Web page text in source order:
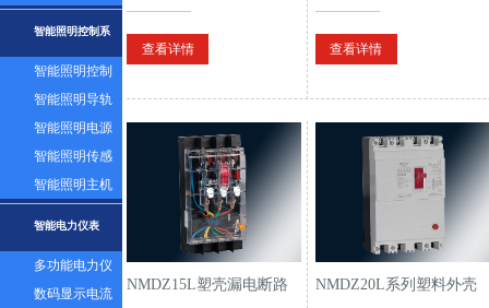
智能照明控制系
统
智能照明控制
面板
智能照明导轨
模块
智能照明电源
模块
智能照明传感
器
智能照明主机
智能电力仪表
多功能电力仪
表
数码显示电流
断路器
查看详情
断路器
查看详情
NMDZ15L塑壳漏电断路
NMDZ20L系列塑料外壳